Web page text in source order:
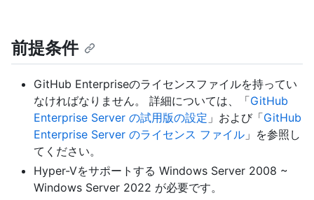
前提条件
GitHub Enterpriseのライセンスファイルを持ってい
なければなりません。 詳細については、「GitHub
Enterprise Server の試用版の設定 」および「GitHub
Enterprise Server のライセンス ファイル 」を参照し
てください。
Hyper-Vをサポートする Windows Server 2008 ~
Windows Server 2022 が必要です。